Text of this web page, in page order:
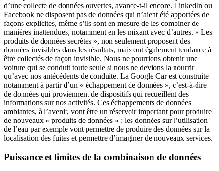
d’une collecte de données ouvertes, avance-t-il encore. LinkedIn ou
Facebook ne disposent pas de données qui n’aient été apportées de
façons explicites, même s’ils sont en mesure de les combiner de
manières inattendues, notamment en les mixant avec d’autres. « Les
produits de données secrètes », non seulement proposent des
données invisibles dans les résultats, mais ont également tendance à
être collectés de façon invisible. Nous ne pourrions obtenir une
voiture qui se conduit toute seule si nous ne devions la nourrir
qu’avec nos antécédents de conduite. La Google Car est construite
notamment à partir d’un « échappement de données », c’est-à-dire
de données qui proviennent de dispositifs qui recueillent des
informations sur nos activités. Ces échappements de données
ambiantes, à l’avenir, vont être un réservoir important pour produire
de nouveaux « produits de données » : les données sur l’utilisation
de l’eau par exemple vont permettre de produire des données sur la
localisation des fuites et permettre d’imaginer de nouveaux services.
Puissance et limites de la combinaison de données